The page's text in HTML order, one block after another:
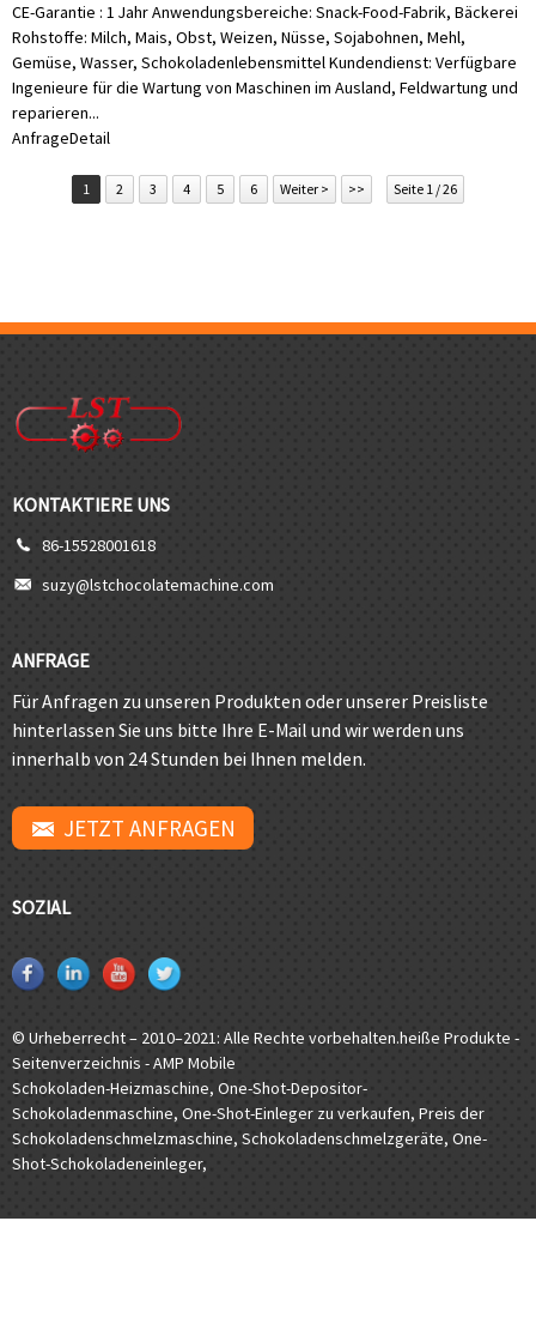
CE-Garantie : 1 Jahr Anwendungsbereiche: Snack-Food-Fabrik, Bäckerei
Rohstoffe: Milch, Mais, Obst, Weizen, Nüsse, Sojabohnen, Mehl,
Gemüse, Wasser, Schokoladenlebensmittel Kundendienst: Verfügbare
Ingenieure für die Wartung von Maschinen im Ausland, Feldwartung und
reparieren...
AnfrageDetail
1 2 3 4 5 6 Weiter > >> Seite 1 / 26
KONTAKTIERE UNS
86-15528001618
suzy@lstchocolatemachine.com
ANFRAGE
Für Anfragen zu unseren Produkten oder unserer Preisliste
hinterlassen Sie uns bitte Ihre E-Mail und wir werden uns
innerhalb von 24 Stunden bei Ihnen melden.
JETZT ANFRAGEN
SOZIAL
© Urheberrecht – 2010–2021: Alle Rechte vorbehalten.heiße Produkte -
Seitenverzeichnis -AMP Mobile
Schokoladen-Heizmaschine, One-Shot-Depositor-
Schokoladenmaschine, One-Shot-Einleger zu verkaufen, Preis der
Schokoladenschmelzmaschine, Schokoladenschmelzgeräte, One-
Shot-Schokoladeneinleger,